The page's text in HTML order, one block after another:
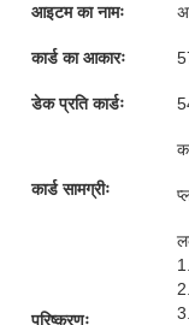
आइटम का नामः
कार्ड का आकारः
डेक प्रति कार्डः
कार्ड सामग्रीः
परिष्करणः